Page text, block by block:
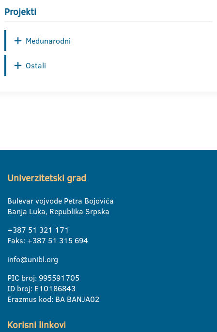
Projekti
Međunarodni
Ostali
Univerzitetski grad
Bulevar vojvode Petra Bojovića
Banja Luka, Republika Srpska
+387 51 321 171
Faks: +387 51 315 694
info@unibl.org
PIC broj: 995591705
ID broj: E10186843
Erazmus kod: BA BANJA02
Korisni linkovi